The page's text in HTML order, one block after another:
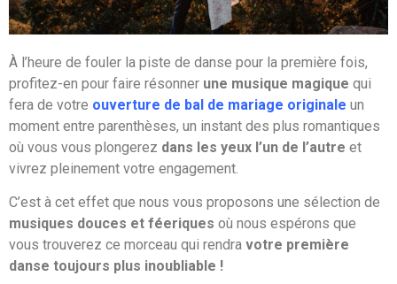
À l’heure de fouler la piste de danse pour la première fois,
profitez-en pour faire résonner une musique magique qui
fera de votre ouverture de bal de mariage originale un
moment entre parenthèses, un instant des plus romantiques
où vous vous plongerez dans les yeux l’un de l’autre et
vivrez pleinement votre engagement.
C’est à cet effet que nous vous proposons une sélection de
musiques douces et féeriques où nous espérons que
vous trouverez ce morceau qui rendra votre première
danse toujours plus inoubliable !